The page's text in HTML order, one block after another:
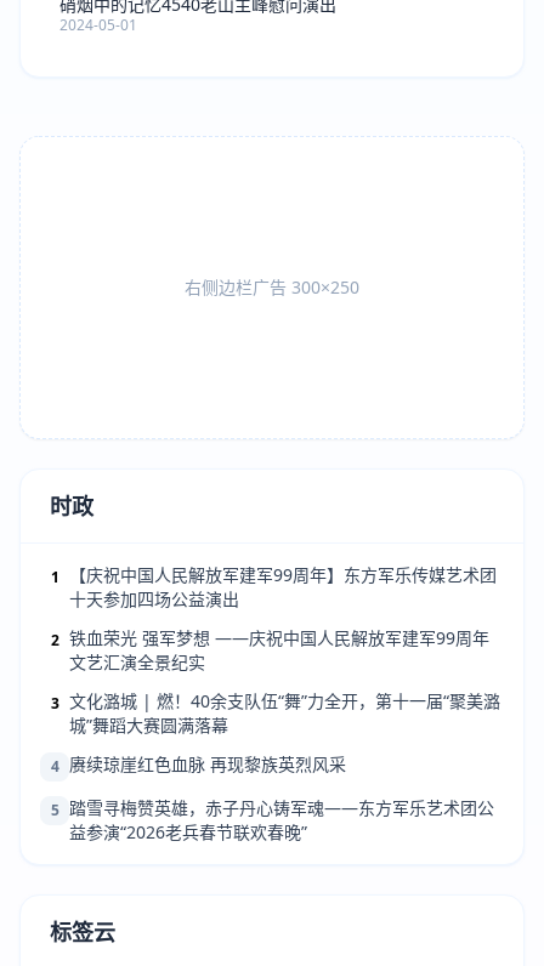
2024-05-01
右侧边栏广告 300×250
时政
1
【庆祝中国人民解放军建军99周年】东方军乐传媒艺术团
十天参加四场公益演出
2 铁血荣光 强军梦想 ——庆祝中国人民解放军建军99周年
文艺汇演全景纪实
3 文化潞城 | 燃！40余支队伍“舞”力全开，第十一届“聚美潞
城”舞蹈大赛圆满落幕
4 赓续琼崖红色血脉 再现黎族英烈风采
5 踏雪寻梅赞英雄，赤子丹心铸军魂——东方军乐艺术团公
益参演“2026老兵春节联欢春晚”
标签云